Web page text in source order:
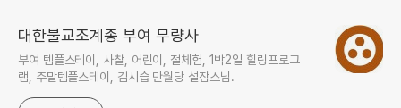
대한불교조계종 부여 무량사
부여 템플스테이, 사찰, 어린이, 절체험, 1박2일 힐링프로그
램, 주말템플스테이, 김시습 만월당 설잠스님.